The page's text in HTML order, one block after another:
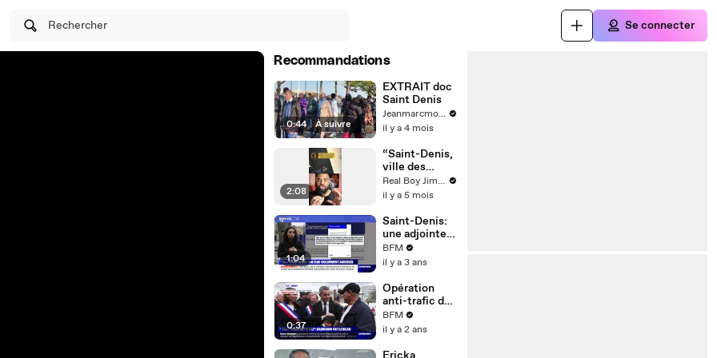
Rechercher Se connecter
Recommandations
0:44 | À suivre
EXTRAIT doc
Saint Denis
Jeanmarcmorandini.com
il y a 4 mois
2:08
“Saint-Denis,
ville des
Noirs.” 🤔 Real Boy Jimmy ‍
il y a 5 mois
1:04
Saint-Denis:
une adjointe à
la mairie
violemment
BFM
il y a 3 ans
0:37
Opération
anti-trafic de
drogue "place
nette XXL":
Darmanin est
BFM
il y a 2 ans